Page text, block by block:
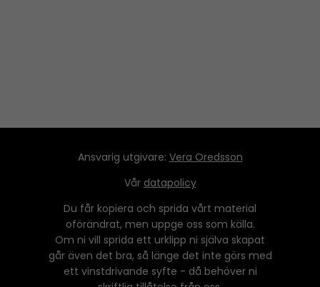
Ansvarig utgivare: Vera Oredsson
Vår datapolicy
Du får kopiera och sprida vårt material
oförändrat, men uppge oss som källa.
Om ni vill sprida ett urklipp ni själva skapat
går även det bra, så länge det inte görs med
ett vinstdrivande syfte - då behöver ni